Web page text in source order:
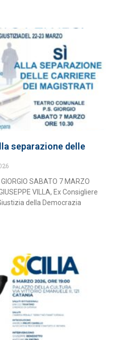
separazione delle
SABATO 7 MARZO
VILLA, Ex Consigliere
della Democrazia